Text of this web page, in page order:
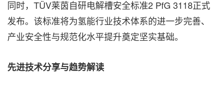
同时，TÜV莱茵自研电解槽安全标准2 PfG 3118正式
发布。该标准将为氢能行业技术体系的进一步完善、
产业安全性与规范化水平提升奠定坚实基础。
先进技术分享与趋势解读